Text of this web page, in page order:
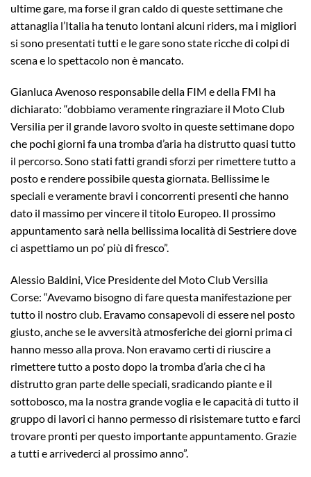
ultime gare, ma forse il gran caldo di queste settimane che
attanaglia l’Italia ha tenuto lontani alcuni riders, ma i migliori
si sono presentati tutti e le gare sono state ricche di colpi di
scena e lo spettacolo non è mancato.
Gianluca Avenoso responsabile della FIM e della FMI ha
dichiarato: “dobbiamo veramente ringraziare il Moto Club
Versilia per il grande lavoro svolto in queste settimane dopo
che pochi giorni fa una tromba d’aria ha distrutto quasi tutto
il percorso. Sono stati fatti grandi sforzi per rimettere tutto a
posto e rendere possibile questa giornata. Bellissime le
speciali e veramente bravi i concorrenti presenti che hanno
dato il massimo per vincere il titolo Europeo. Il prossimo
appuntamento sarà nella bellissima località di Sestriere dove
ci aspettiamo un po’ più di fresco”.
Alessio Baldini, Vice Presidente del Moto Club Versilia
Corse: “Avevamo bisogno di fare questa manifestazione per
tutto il nostro club. Eravamo consapevoli di essere nel posto
giusto, anche se le avversità atmosferiche dei giorni prima ci
hanno messo alla prova. Non eravamo certi di riuscire a
rimettere tutto a posto dopo la tromba d’aria che ci ha
distrutto gran parte delle speciali, sradicando piante e il
sottobosco, ma la nostra grande voglia e le capacità di tutto il
gruppo di lavori ci hanno permesso di risistemare tutto e farci
trovare pronti per questo importante appuntamento. Grazie
a tutti e arrivederci al prossimo anno”.